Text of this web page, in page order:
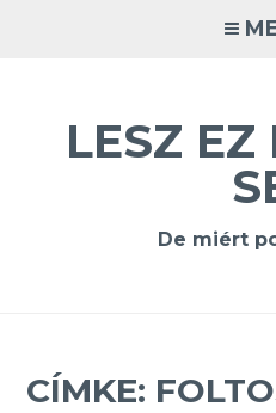
LESZ EZ
De miért
CÍMKE: